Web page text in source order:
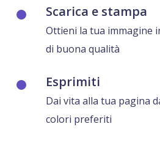
Scarica e stampa
Ottieni la tua immagine
di buona qualità
Esprimiti
Dai vita alla tua pagina
colori preferiti